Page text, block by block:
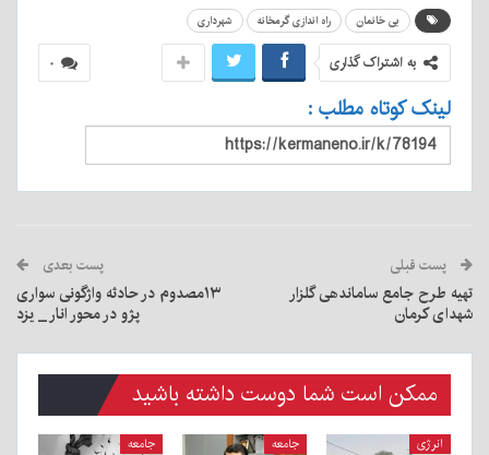
بی خانمان راه اندازی گرمخانه شهرداری
۰ به اشتراک گذاری
لینک کوتاه مطلب :
پست قبلی
تهیه طرح جامع ساماندهی گلزار
شهدای کرمان
پست بعدی
۱۳مصدوم در حادثه واژگونی سواری
پژو در محور انار _ یزد
ممکن است شما دوست داشته باشید
انرژی جامعه جامعه